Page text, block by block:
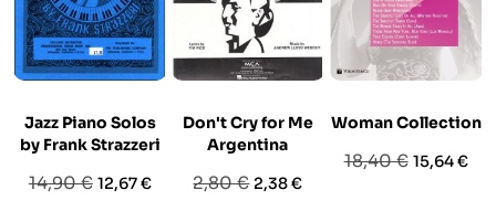
Jazz Piano Solos
by Frank Strazzeri
Prezzo
14,90 € Prezzo
12,67 €
Don't Cry for Me
Argentina
Prezzo
2,80 € Prezzo
2,38 €
Woman Collection
Prezzo
18,40 € Prezzo
15,64 €